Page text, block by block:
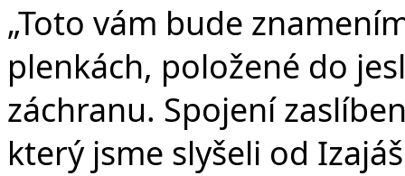
„Toto vám bude
plenkách, položené do
záchranu. Spojení
který jsme slyšeli od